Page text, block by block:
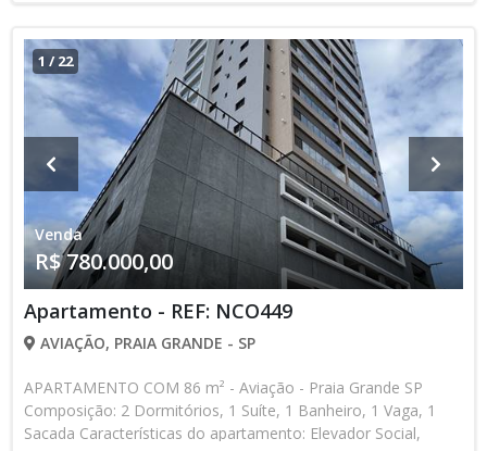
1 /22
Venda
R$ 780.000,00
Apartamento - REF: NCO449
AVIAÇÃO, PRAIA GRANDE - SP
APARTAMENTO COM 86 m² - Aviação - Praia Grande SP
Composição: 2 Dormitórios, 1 Suíte, 1 Banheiro, 1 Vaga, 1
Sacada Características do apartamento: Elevador Social,